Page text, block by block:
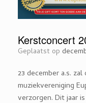
Kerstconcert
Geplaatst op
23 december a.s.
muziekvereniging
verzorgen. Dit jaar